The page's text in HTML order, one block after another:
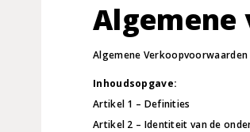
Algemene
Algemene Verkoopvoorwaarden
Inhoudsopgave:
Artikel 1 – Definities
Artikel 2 – Identiteit van de